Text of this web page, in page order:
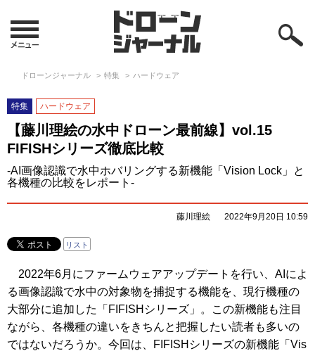
ドローンジャーナル 特集 ハードウェア
特集 ハードウェア
【藤川理絵の水中ドローン最前線】vol.15
FIFISHシリーズ徹底比較
-AI画像認識で水中ホバリングする新機能「Vision Lock」と
各機種の比較をレポート-
藤川理絵 2022年9月20日 10:59
リスト
2022年6月にファームウェアアップデートを行い、AIによ
る画像認識で水中の対象物を捕捉する機能を、現行機種の
大部分に追加した「FIFISHシリーズ」。この新機能も注目
ながら、各機種の違いをきちんと把握したい読者も多いの
ではないだろうか。今回は、FIFISHシリーズの新機能「Vis